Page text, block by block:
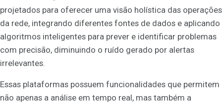
projetados para oferecer uma visão holística das operações
da rede, integrando diferentes fontes de dados e aplicando
algoritmos inteligentes para prever e identificar problemas
com precisão, diminuindo o ruído gerado por alertas
irrelevantes.
Essas plataformas possuem funcionalidades que permitem
não apenas a análise em tempo real, mas também a